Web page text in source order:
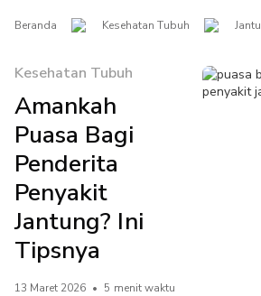
Beranda Kesehatan Tubuh
Kesehatan Tubuh
Amankah
Puasa Bagi
Penderita
Penyakit
Jantung? Ini
Tipsnya
13 Maret 2026 • 5 menit waktu